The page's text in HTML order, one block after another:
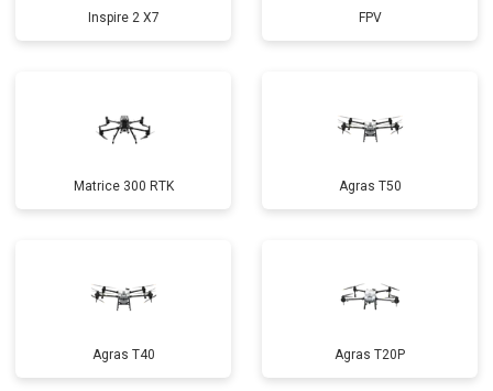
Inspire 2 X7 FPV
Matrice 300 RTK Agras T50
Agras T40 Agras T20P